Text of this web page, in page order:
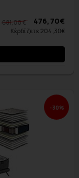
681,00 € 476,70€
Κέρδίζετε 204,30€
-30%